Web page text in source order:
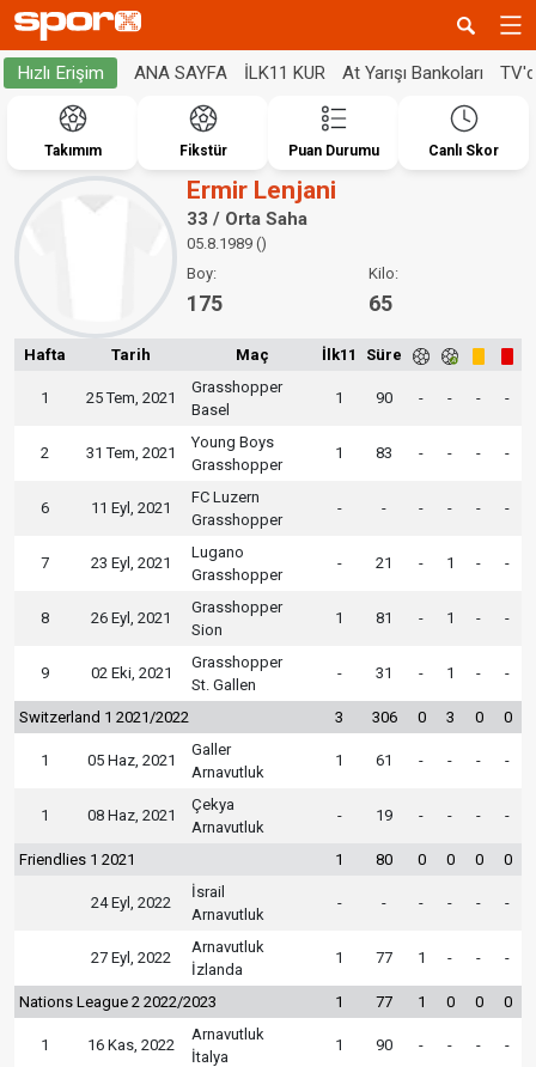
Hızlı Erişim ANA SAYFA İLK11 KUR At Yarışı Bankoları
Takımım Fikstür Puan Durumu Canlı Skor
Ermir Lenjani
33 / Orta Saha
05.8.1989 ()
Boy:
175
Kilo:
65
Hafta Tarih Maç İlk11 Süre
1 25 Tem, 2021
Grasshopper
Basel
1 90 - - - -
2 31 Tem, 2021
Young Boys
Grasshopper
1 83 - - - -
6 11 Eyl, 2021
FC Luzern
Grasshopper
- - - - - -
7 23 Eyl, 2021
Lugano
Grasshopper
- 21 - 1 - -
8 26 Eyl, 2021
Grasshopper
Sion
1 81 - 1 - -
9 02 Eki, 2021
Grasshopper
St. Gallen
- 31 - 1 - -
Switzerland 1 2021/2022 3 306 0 3 0 0
1 05 Haz, 2021
Galler
Arnavutluk
1 61 - - - -
1 08 Haz, 2021
Çekya
Arnavutluk
- 19 - - - -
Friendlies 1 2021 1 80 0 0 0 0
24 Eyl, 2022
İsrail
Arnavutluk
- - - - - -
27 Eyl, 2022
Arnavutluk
İzlanda
1 77 1 - - -
Nations League 2 2022/2023 1 77 1 0 0 0
1 16 Kas, 2022
Arnavutluk
İtalya
1 90 - - - -